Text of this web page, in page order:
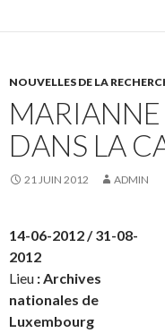
NOUVELLES DE LA
DANS LA
21 JUIN 2012 ADMIN
14-06-2012 / 31-08-
2012
Lieu :Archives
nationales de
Luxembourg